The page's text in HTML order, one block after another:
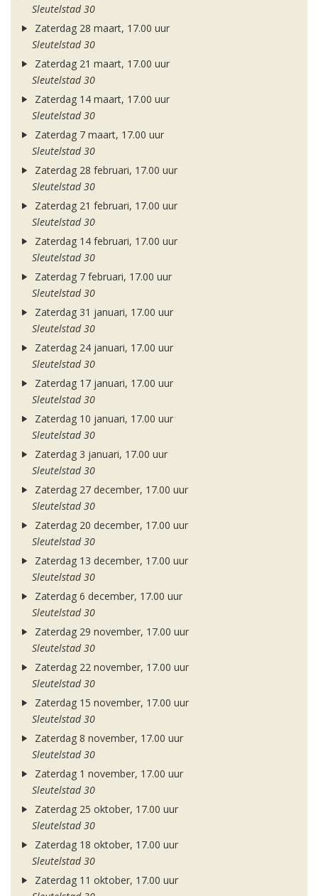
Sleutelstad 30
Zaterdag 28 maart, 17.00 uur
Sleutelstad 30
Zaterdag 21 maart, 17.00 uur
Sleutelstad 30
Zaterdag 14 maart, 17.00 uur
Sleutelstad 30
Zaterdag 7 maart, 17.00 uur
Sleutelstad 30
Zaterdag 28 februari, 17.00 uur
Sleutelstad 30
Zaterdag 21 februari, 17.00 uur
Sleutelstad 30
Zaterdag 14 februari, 17.00 uur
Sleutelstad 30
Zaterdag 7 februari, 17.00 uur
Sleutelstad 30
Zaterdag 31 januari, 17.00 uur
Sleutelstad 30
Zaterdag 24 januari, 17.00 uur
Sleutelstad 30
Zaterdag 17 januari, 17.00 uur
Sleutelstad 30
Zaterdag 10 januari, 17.00 uur
Sleutelstad 30
Zaterdag 3 januari, 17.00 uur
Sleutelstad 30
Zaterdag 27 december, 17.00 uur
Sleutelstad 30
Zaterdag 20 december, 17.00 uur
Sleutelstad 30
Zaterdag 13 december, 17.00 uur
Sleutelstad 30
Zaterdag 6 december, 17.00 uur
Sleutelstad 30
Zaterdag 29 november, 17.00 uur
Sleutelstad 30
Zaterdag 22 november, 17.00 uur
Sleutelstad 30
Zaterdag 15 november, 17.00 uur
Sleutelstad 30
Zaterdag 8 november, 17.00 uur
Sleutelstad 30
Zaterdag 1 november, 17.00 uur
Sleutelstad 30
Zaterdag 25 oktober, 17.00 uur
Sleutelstad 30
Zaterdag 18 oktober, 17.00 uur
Sleutelstad 30
Zaterdag 11 oktober, 17.00 uur